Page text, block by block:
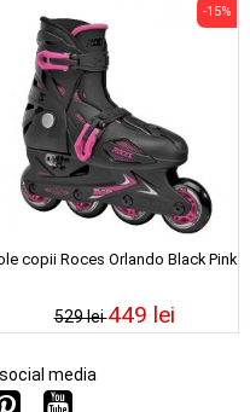
copii Roces Orlando Black Pink
529 lei
-15%
449 lei
media